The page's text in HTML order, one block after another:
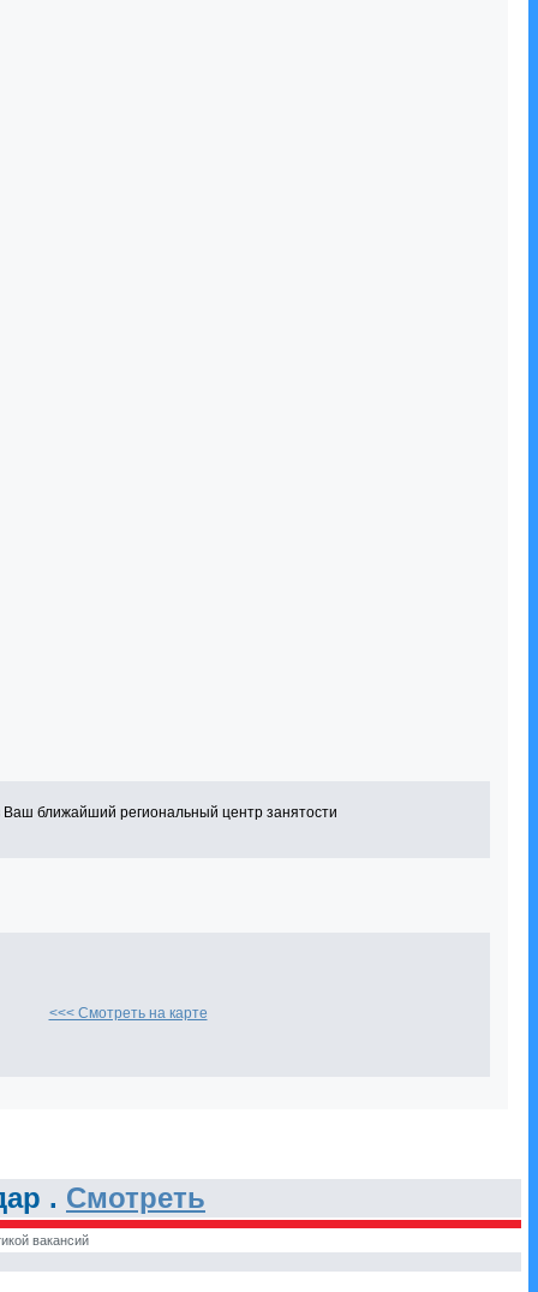
ближайший региональный центр занятости
<<< Смотреть на карте
. Смотреть
вакансий